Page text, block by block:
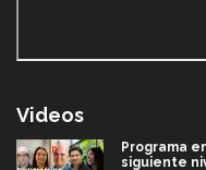
Videos
Programa
siguiente